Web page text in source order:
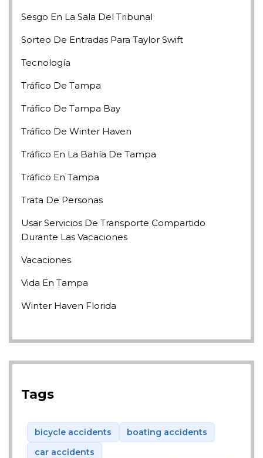
Sesgo En La Sala Del Tribunal
Sorteo De Entradas Para Taylor Swift
Tecnología
Tráfico De Tampa
Tráfico De Tampa Bay
Tráfico De Winter Haven
Tráfico En La Bahía De Tampa
Tráfico En Tampa
Trata De Personas
Usar Servicios De Transporte Compartido
Durante Las Vacaciones
Vacaciones
Vida En Tampa
Winter Haven Florida
Tags
bicycle accidents
boating accidents
car accidents